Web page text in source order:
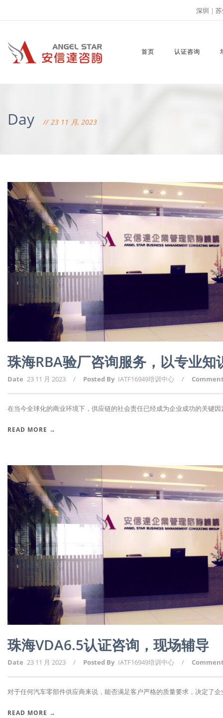
深圳 |
首页 认证咨询
Day 23 11 月, 2023
珠海RBA验厂咨询服务，以专业知
Date 23 11 月 2023 / Posted By IATF16949培训中心 /
在当今全球化的商业环境下，供应链的社会责任已经成为企业成功的关键因
READ MORE →
珠海VDA6.5认证咨询，现场辅导
Date 23 11 月 2023 / Posted By IATF16949培训中心 /
对于任何汽车零部件供应商来说，能否满足客户严格的质量要求，决定了企
READ MORE →